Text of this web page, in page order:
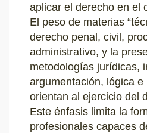
aplicar el derecho en el
El peso de materias
derecho penal, civil,
administrativo, y la
metodologías jurídicas,
argumentación, lógica e
orientan al ejercicio del
Este énfasis limita la
profesionales capaces